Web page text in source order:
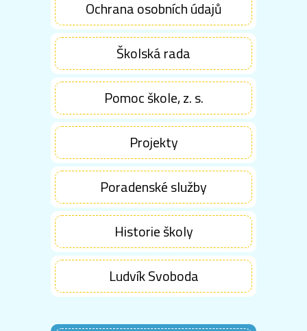
Ochrana osobních údajů
Školská rada
Pomoc škole, z. s.
Projekty
Poradenské služby
Historie školy
Ludvík Svoboda